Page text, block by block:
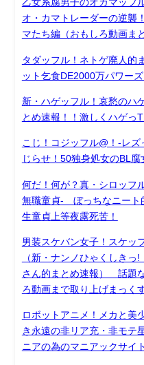
乙女系腐男子のオカマッフ
オ・カマトレーダーの逆襲
マたち編（おもしろ動画ま
タダッフル！ネトゲ廃人的
ット乞食DE2000万パワーズ
新・ハゲッフル！哀愁のハ
とめ速報！！激しくハゲっ
こじ！コジッフル@！-レズ
じらせ！50独身処女のBL
何だ！何が？真・シロッ
無職童貞- ぼっちなニート
生童貞上等夜露死苦！
男装スケバン女子！スケッ
（新・ナンノひゃくしきっ
さん的まとめ速報） 話題
ろ動画まで取り上げまっく
ロボットアニメ！メカと美
き永遠の非リア充・非モテ
ニアの為のマニアックサイト